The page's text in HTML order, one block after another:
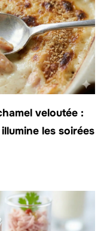
veloutée :
les soirées